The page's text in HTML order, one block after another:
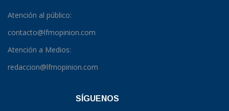
Atención al público:
contacto@lfmopinion.com
Atención a Medios:
redaccion@lfmopinion.com
SÍGUENOS